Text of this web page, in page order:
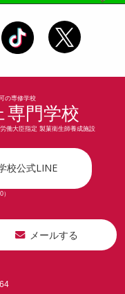
の専修学校
専門学校
働大臣指定 製菓衛生師養成施設
校公式LINE
メールする